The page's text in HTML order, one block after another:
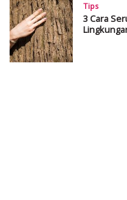
Tips
3 Cara